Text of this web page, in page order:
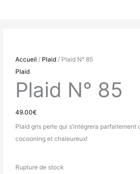
Accueil / Plaid / Plaid N° 85
Plaid
Plaid N° 85
49.00€
Plaid gris perle qui s’intégrera
cocooning et chaleureux!
Rupture de stock